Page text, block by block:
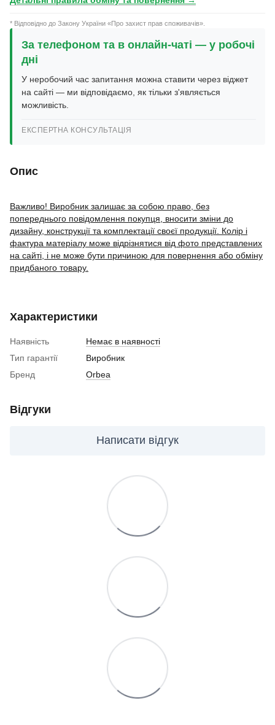
* Відповідно до Закону України «Про захист прав споживачів».
За телефоном та в онлайн-чаті — у робочі
дні
У неробочий час запитання можна ставити через віджет
на сайті — ми відповідаємо, як тільки з'являється
можливість.
ЕКСПЕРТНА КОНСУЛЬТАЦІЯ
Опис
Важливо! Виробник залишає за собою право, без
попереднього повідомлення покупця, вносити зміни до
дизайну, конструкції та комплектації своєї продукції. Колір і
фактура матеріалу може відрізнятися від фото представлених
на сайті, і не може бути причиною для повернення або обміну
придбаного товару.
Характеристики
Наявність
Немає в наявності
Тип гарантії
Виробник
Бренд
Orbea
Відгуки
Написати відгук